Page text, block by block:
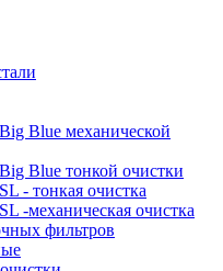
Blue механической
Blue тонкой очистки
- тонкая очистка
-механическая очистка
фильтров